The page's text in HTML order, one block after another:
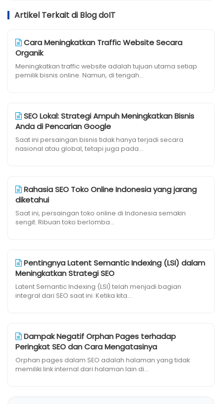
Artikel Terkait di Blog doIT
Cara Meningkatkan Traffic Website Secara
Organik
Meningkatkan traffic website adalah tujuan utama setiap
pemilik bisnis online. Namun, di tengah...
SEO Lokal: Strategi Ampuh Meningkatkan Bisnis
Anda di Pencarian Google
Saat ini persaingan bisnis tidak hanya terjadi secara
nasional atau global, tetapi juga pada...
Rahasia SEO Toko Online Indonesia yang jarang
diketahui
Saat ini, persaingan toko online di Indonesia semakin
sengit. Ribuan toko berlomba...
Pentingnya Latent Semantic Indexing (LSI) dalam
Meningkatkan Strategi SEO
Latent Semantic Indexing (LSI) telah menjadi bagian
integral dari SEO saat ini. Ketika kita...
Dampak Negatif Orphan Pages terhadap
Peringkat SEO dan Cara Mengatasinya
Orphan pages dalam SEO adalah halaman yang tidak
memiliki link internal dari halaman lain di...